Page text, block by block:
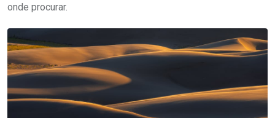
onde procurar.